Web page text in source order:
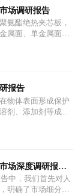
场调研报告
氨酯绝热夹芯板，
属面、单金属面或
报告
物体表面形成保护
剂、添加剂等成分
，它在施工后通过
等）形成连续的、
、耐候性、耐腐蚀
场深度调研报
中，我们首先对人
明确了市场细分与